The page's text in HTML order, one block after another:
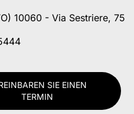
10060 - Via Sestriere, 75
SIE EINEN
TERMIN